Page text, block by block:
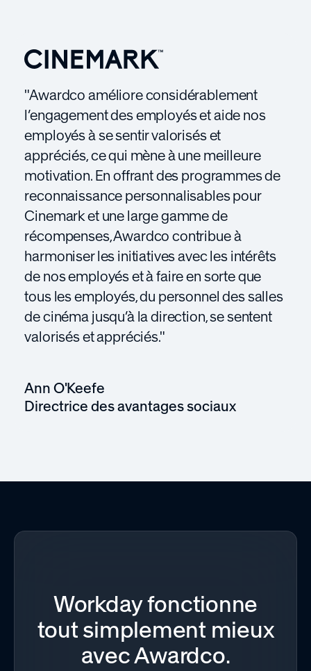
"Awardco améliore considérablement
l’engagement des employés et aide nos
employés à se sentir valorisés et
appréciés, ce qui mène à une meilleure
motivation. En offrant des programmes de
reconnaissance personnalisables pour
Cinemark et une large gamme de
récompenses, Awardco contribue à
harmoniser les initiatives avec les intérêts
de nos employés et à faire en sorte que
tous les employés, du personnel des salles
de cinéma jusqu’à la direction, se sentent
valorisés et appréciés."
Ann O'Keefe
Directrice des avantages sociaux
Workday fonctionne
tout simplement mieux
avec Awardco.